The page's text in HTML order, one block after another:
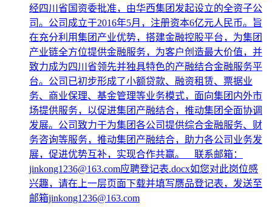
经四川省国资委批准，由华西集团发起设立的全资子公
司。公司成立于2016年5月，注册资本6亿元人民币。旨
在充分利用集团产业优势，搭建金融控股平台，为集团
产业链全方位提供金融服务，为客户创造最大价值，并
致力成为四川省领先并独具特色的产融结合金融服务平
台。公司已初步形成了小额贷款、融资租赁、票据业
务、商业保理、基金管理等业务模式，面向集团内外市
场提供服务，以促进集团产融结合，推动集团全面协调
发展。公司致力于为集团各公司提供综合金融服务、财
务咨询等服务，推动集团产融结合，助力各公司业务发
展，促进优势互补，实现合作共赢。 联系邮箱：
jinkong1236@163.com应聘登记表.docx如您对此岗位感
兴趣，请在上一层页面下载并填写赝品登记表，发送至
邮箱jinkong1236@163.com